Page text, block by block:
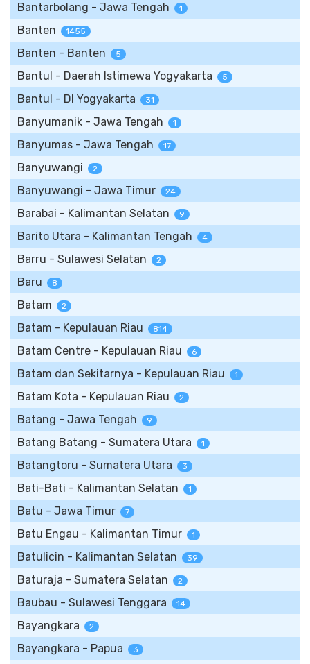
Bantarbolang - Jawa Tengah 1
Banten 1455
Banten - Banten 5
Bantul - Daerah Istimewa Yogyakarta 5
Bantul - DI Yogyakarta 31
Banyumanik - Jawa Tengah 1
Banyumas - Jawa Tengah 17
Banyuwangi 2
Banyuwangi - Jawa Timur 24
Barabai - Kalimantan Selatan 9
Barito Utara - Kalimantan Tengah 4
Barru - Sulawesi Selatan 2
Baru 8
Batam 2
Batam - Kepulauan Riau 814
Batam Centre - Kepulauan Riau 6
Batam dan Sekitarnya - Kepulauan Riau 1
Batam Kota - Kepulauan Riau 2
Batang - Jawa Tengah 9
Batang Batang - Sumatera Utara 1
Batangtoru - Sumatera Utara 3
Bati-Bati - Kalimantan Selatan 1
Batu - Jawa Timur 7
Batu Engau - Kalimantan Timur 1
Batulicin - Kalimantan Selatan 39
Baturaja - Sumatera Selatan 2
Baubau - Sulawesi Tenggara 14
Bayangkara 2
Bayangkara - Papua 3